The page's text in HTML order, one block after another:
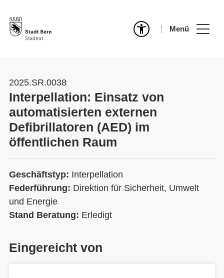
Menü
2025.SR.0038
Interpellation: Einsatz von
automatisierten externen
Defibrillatoren (AED) im
öffentlichen Raum
Geschäftstyp: Interpellation
Federführung: Direktion für Sicherheit, Umwelt
und Energie
Stand Beratung: Erledigt
Eingereicht von